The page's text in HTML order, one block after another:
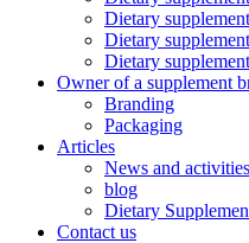
Dietary
Dietary
Dietary
Owner of a supplement
Branding
Packaging
Articles
News and activities
blog
Dietary
Contact us